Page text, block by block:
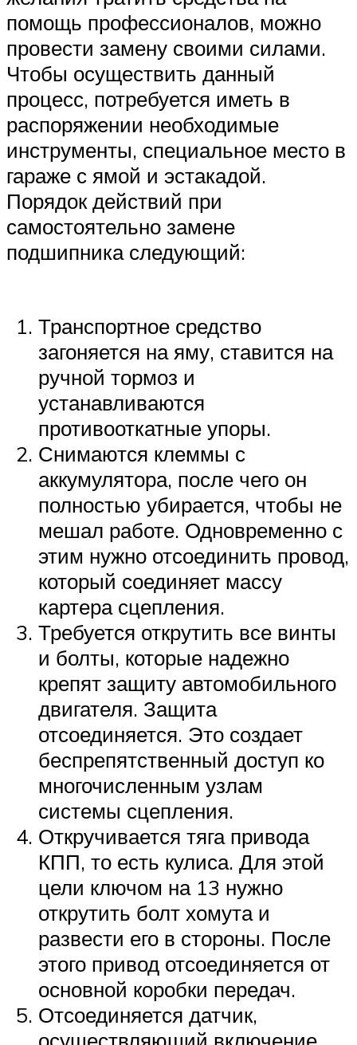
помощь профессионалов, можно
провести замену своими силами.
Чтобы осуществить данный
процесс, потребуется иметь в
распоряжении необходимые
инструменты, специальное место в
гараже с ямой и эстакадой.
Порядок действий при
самостоятельно замене
подшипника следующий:
Транспортное средство
загоняется на яму, ставится на
ручной тормоз и
устанавливаются
противооткатные упоры.
Снимаются клеммы с
аккумулятора, после чего он
полностью убирается, чтобы не
мешал работе. Одновременно с
этим нужно отсоединить провод,
который соединяет массу
картера сцепления.
Требуется открутить все винты
и болты, которые надежно
крепят защиту автомобильного
двигателя. Защита
отсоединяется. Это создает
беспрепятственный доступ ко
многочисленным узлам
системы сцепления.
Откручивается тяга привода
КПП, то есть кулиса. Для этой
цели ключом на 13 нужно
открутить болт хомута и
развести его в стороны. После
этого привод отсоединяется от
основной коробки передач.
Отсоединяется датчик,